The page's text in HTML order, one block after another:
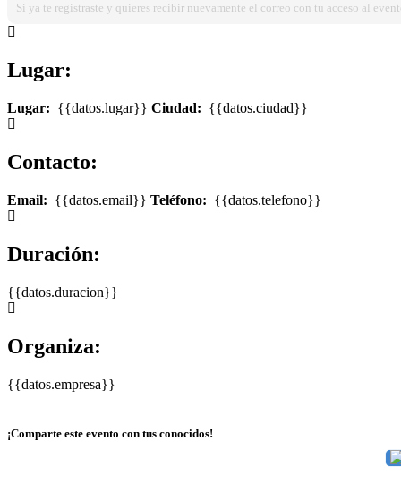
Si ya te registraste y quieres recibir nuevamente el correo con tu acceso al
Lugar:
Lugar: {{datos.lugar}} Ciudad: {{datos.ciudad}}
Contacto:
Email: {{datos.email}} Teléfono: {{datos.telefono}}
Duración:
{{datos.duracion}}
Organiza:
{{datos.empresa}}
¡Comparte este evento con tus conocidos!